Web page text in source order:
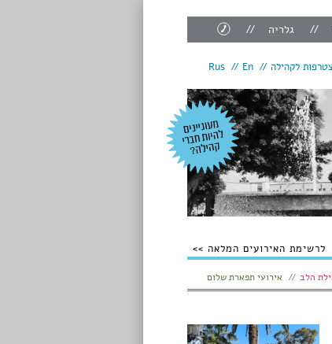
גלריה
צור
קשר
לקהילה En
Rus
לרשימת האירועים המלאה
הלב אירועי תפארת שלום